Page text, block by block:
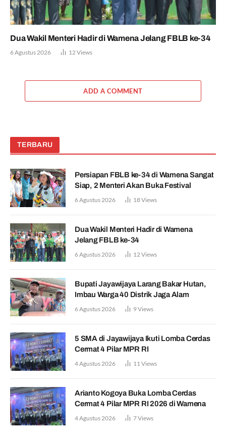
Dua Wakil Menteri Hadir di Wamena Jelang FBLB ke-34
6 Agustus 2026 12Views
ADD A COMMENT
TERBARU
Persiapan FBLB ke-34 di Wamena Sangat
Siap, 2 Menteri Akan Buka Festival
6 Agustus 2026 18Views
Dua Wakil Menteri Hadir di Wamena
Jelang FBLB ke-34
6 Agustus 2026 12Views
Bupati Jayawijaya Larang Bakar Hutan,
Imbau Warga 40 Distrik Jaga Alam
6 Agustus 2026 9Views
5 SMA di Jayawijaya Ikuti Lomba Cerdas
Cermat 4 Pilar MPR RI
4 Agustus 2026 11Views
Arianto Kogoya Buka Lomba Cerdas
Cermat 4 Pilar MPR RI 2026 di Wamena
4 Agustus 2026 7Views